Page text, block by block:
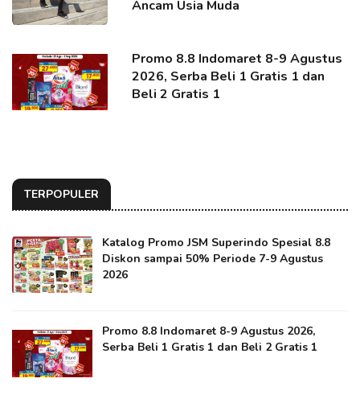
Ancam Usia Muda
Promo 8.8 Indomaret 8-9 Agustus
2026, Serba Beli 1 Gratis 1 dan
Beli 2 Gratis 1
TERPOPULER
Katalog Promo JSM Superindo Spesial 8.8
Diskon sampai 50% Periode 7-9 Agustus
2026
Promo 8.8 Indomaret 8-9 Agustus 2026,
Serba Beli 1 Gratis 1 dan Beli 2 Gratis 1